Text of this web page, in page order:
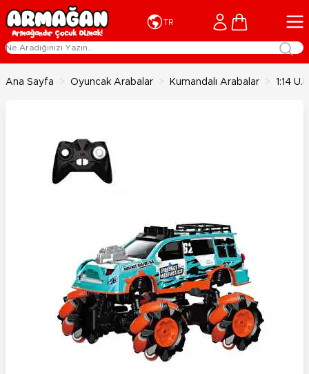
İçeriğe geç
TR Cart
Ana Sayfa > Oyuncak Arabalar > Kumandalı Arabalar > 1:14